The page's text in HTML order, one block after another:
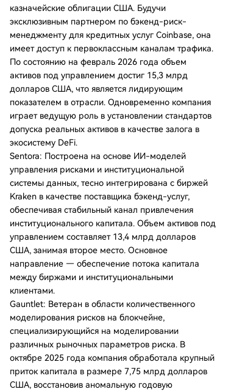
казначейские облигации США. Будучи
эксклюзивным партнером по бэкенд-риск-
менеджменту для кредитных услуг Coinbase, она
имеет доступ к первоклассным каналам трафика.
По состоянию на февраль 2026 года объем
активов под управлением достиг 15,3 млрд
долларов США, что является лидирующим
показателем в отрасли. Одновременно компания
играет ведущую роль в установлении стандартов
допуска реальных активов в качестве залога в
экосистему DeFi.
Sentora: Построена на основе ИИ-моделей
управления рисками и институциональной
системы данных, тесно интегрирована с биржей
Kraken в качестве поставщика бэкенд-услуг,
обеспечивая стабильный канал привлечения
институционального капитала. Объем активов под
управлением составляет 13,4 млрд долларов
США, занимая второе место. Основное
направление — обеспечение потока капитала
между биржами и институциональными
клиентами.
Gauntlet: Ветеран в области количественного
моделирования рисков на блокчейне,
специализирующийся на моделировании
различных рыночных параметров риска. В
октябре 2025 года компания обработала крупный
приток капитала в размере 7,75 млрд долларов
США, восстановив аномальную годовую